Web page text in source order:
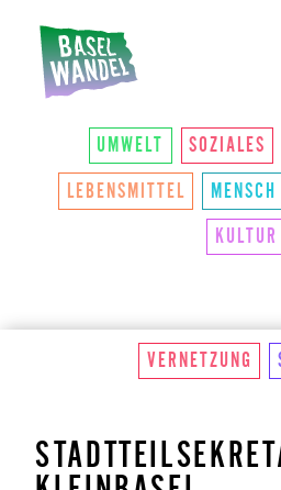
HAUPTNAVIGATION
THEMEN
UMWELT SOZIALES
LEBENSMITTEL MENSCH
KULTUR
VERNETZUNG